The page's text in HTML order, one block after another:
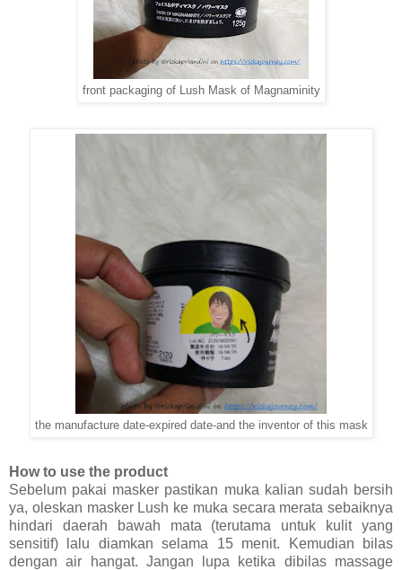
front packaging of Lush Mask of Magnaminity
the manufacture date-expired date-and the inventor of this mask
How to use the product
Sebelum pakai masker pastikan muka kalian sudah bersih
ya, oleskan masker Lush ke muka secara merata sebaiknya
hindari daerah bawah mata (terutama untuk kulit yang
sensitif) lalu diamkan selama 15 menit. Kemudian bilas
dengan air hangat. Jangan lupa ketika dibilas massage